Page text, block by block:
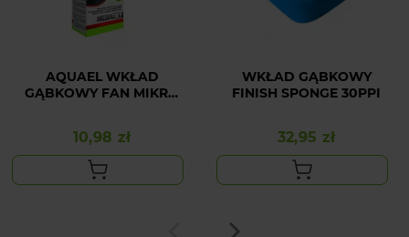
AQUAEL WKŁAD
GĄBKOWY FAN MIKRO
Cena
10,98 zł
WKŁAD GĄBKOWY
FINISH SPONGE 30PPI
Cena
32,95 zł